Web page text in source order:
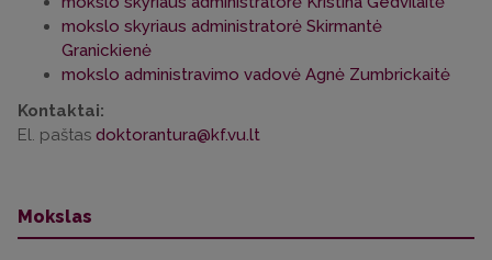
mokslo skyriaus administratorė Skirmantė
Granickienė
mokslo administravimo vadovė Agnė Zumbrickaitė
Kontaktai:
El. paštas
Mokslas